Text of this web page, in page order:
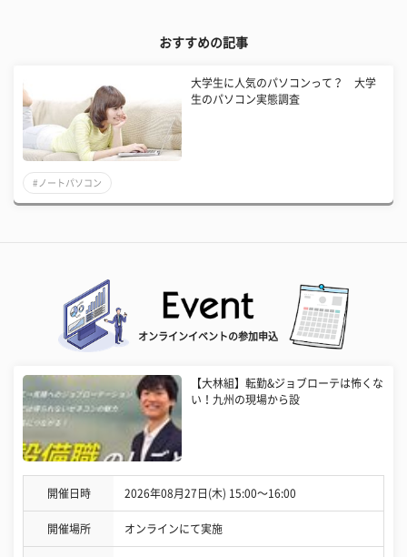
おすすめの記事
大学生に人気のパソコンって？ 大学
生のパソコン実態調査
#ノートパソコン
オンラインイベントの参加申込
【大林組】転勤&ジョブローテは怖くな
い！九州の現場から設
開催日時 2026年08月27日(木) 15:00〜16:00
開催場所 オンラインにて実施